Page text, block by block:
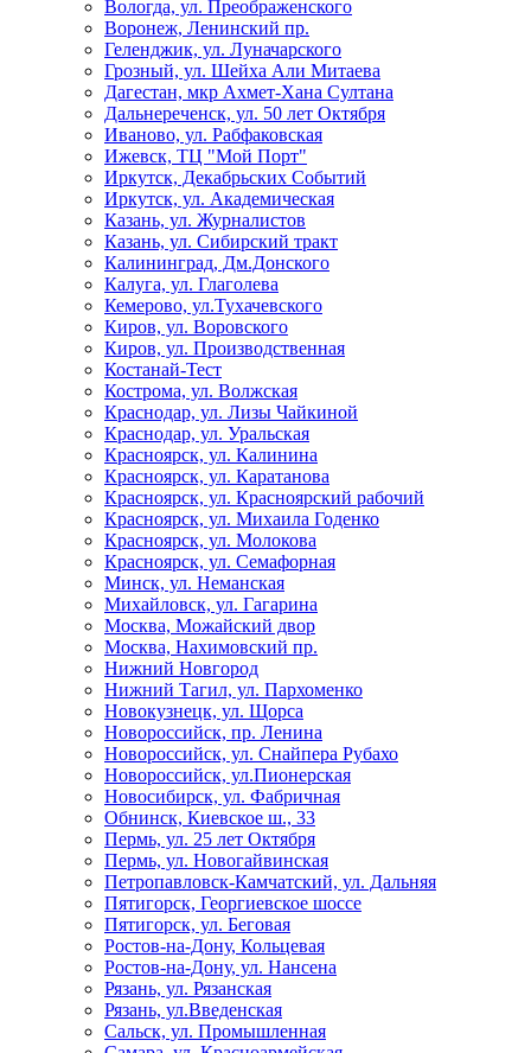
Вологда, ул. Преображенского
Воронеж, Ленинский пр.
Геленджик, ул. Луначарского
Грозный, ул. Шейха Али Митаева
Дагестан, мкр Ахмет-Хана Султана
Дальнереченск, ул. 50 лет Октября
Иваново, ул. Рабфаковская
Ижевск, ТЦ "Мой Порт"
Иркутск, Декабрьских Событий
Иркутск, ул. Академическая
Казань, ул. Журналистов
Казань, ул. Сибирский тракт
Калининград, Дм.Донского
Калуга, ул. Глаголева
Кемерово, ул.Тухачевского
Киров, ул. Воровского
Киров, ул. Производственная
Костанай-Тест
Кострома, ул. Волжская
Краснодар, ул. Лизы Чайкиной
Краснодар, ул. Уральская
Красноярск, ул. Калинина
Красноярск, ул. Каратанова
Красноярск, ул. Красноярский рабочий
Красноярск, ул. Михаила Годенко
Красноярск, ул. Молокова
Красноярск, ул. Семафорная
Минск, ул. Неманская
Михайловск, ул. Гагарина
Москва, Можайский двор
Москва, Нахимовский пр.
Нижний Новгород
Нижний Тагил, ул. Пархоменко
Новокузнецк, ул. Щорса
Новороссийск, пр. Ленина
Новороссийск, ул. Снайпера Рубахо
Новороссийск, ул.Пионерская
Новосибирск, ул. Фабричная
Обнинск, Киевское ш., 33
Пермь, ул. 25 лет Октября
Пермь, ул. Новогайвинская
Петропавловск-Камчатский, ул. Дальняя
Пятигорск, Георгиевское шоссе
Пятигорск, ул. Беговая
Ростов-на-Дону, Кольцевая
Ростов-на-Дону, ул. Нансена
Рязань, ул. Рязанская
Рязань, ул.Введенская
Сальск, ул. Промышленная